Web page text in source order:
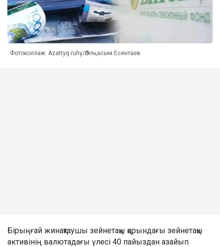
Фотоколлаж: Azattyq ruhy/Әбілқасым Есентаев
Бірыңғай жинақтаушы зейнетақы қорындағы зейнетақы
активінің валютадағы үлесі 40 пайыздан азайып